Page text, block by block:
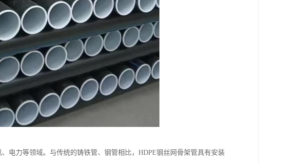
电力等领域。与传统的铸铁管、钢管相比，HDPE钢丝网骨架管具有安装